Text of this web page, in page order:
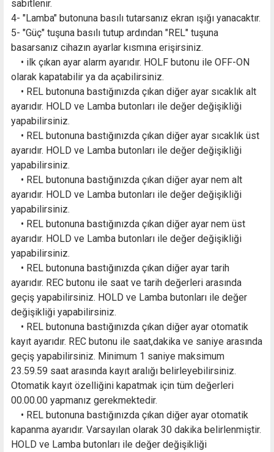
sabitlenir.
4- "Lamba" butonuna basılı tutarsanız ekran ışığı yanacaktır.
5- "Güç" tuşuna basılı tutup ardından "REL" tuşuna
basarsanız cihazın ayarlar kısmına erişirsiniz.
• ilk çıkan ayar alarm ayarıdır. HOLF butonu ile OFF-ON
olarak kapatabilir ya da açabilirsiniz.
• REL butonuna bastığınızda çıkan diğer ayar sıcaklık alt
ayarıdır. HOLD ve Lamba butonları ile değer değişikliği
yapabilirsiniz.
• REL butonuna bastığınızda çıkan diğer ayar sıcaklık üst
ayarıdır. HOLD ve Lamba butonları ile değer değişikliği
yapabilirsiniz.
• REL butonuna bastığınızda çıkan diğer ayar nem alt
ayarıdır. HOLD ve Lamba butonları ile değer değişikliği
yapabilirsiniz.
• REL butonuna bastığınızda çıkan diğer ayar nem üst
ayarıdır. HOLD ve Lamba butonları ile değer değişikliği
yapabilirsiniz.
• REL butonuna bastığınızda çıkan diğer ayar tarih
ayarıdır. REC butonu ile saat ve tarih değerleri arasında
geçiş yapabilirsiniz. HOLD ve Lamba butonları ile değer
değişikliği yapabilirsiniz.
• REL butonuna bastığınızda çıkan diğer ayar otomatik
kayıt ayarıdır. REC butonu ile saat,dakika ve saniye arasında
geçiş yapabilirsiniz. Minimum 1 saniye maksimum
23.59.59 saat arasında kayıt aralığı belirleyebilirsiniz.
Otomatik kayıt özelliğini kapatmak için tüm değerleri
00.00.00 yapmanız gerekmektedir.
• REL butonuna bastığınızda çıkan diğer ayar otomatik
kapanma ayarıdır. Varsayılan olarak 30 dakika belirlenmiştir.
HOLD ve Lamba butonları ile değer değişikliği